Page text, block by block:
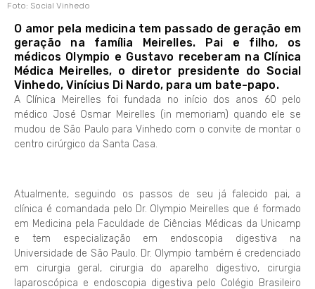
Foto: Social Vinhedo
O amor pela medicina tem passado de geração em
geração na família Meirelles. Pai e filho, os
médicos Olympio e Gustavo receberam na Clínica
Médica Meirelles, o diretor presidente do Social
Vinhedo, Vinícius Di Nardo, para um bate-papo.
A Clínica Meirelles foi fundada no início dos anos 60 pelo
médico José Osmar Meirelles (in memoriam) quando ele se
mudou de São Paulo para Vinhedo com o convite de montar o
centro cirúrgico da Santa Casa.
Atualmente, seguindo os passos de seu já falecido pai, a
clínica é comandada pelo Dr. Olympio Meirelles que é formado
em Medicina pela Faculdade de Ciências Médicas da Unicamp
e tem especialização em endoscopia digestiva na
Universidade de São Paulo. Dr. Olympio também é credenciado
em cirurgia geral, cirurgia do aparelho digestivo, cirurgia
laparoscópica e endoscopia digestiva pelo Colégio Brasileiro